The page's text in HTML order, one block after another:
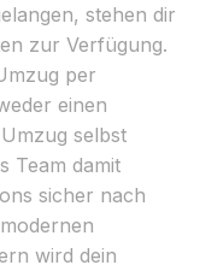
stehen dir
zur Verfügung.
per
einen
selbst
Team damit
sicher nach
wird dein